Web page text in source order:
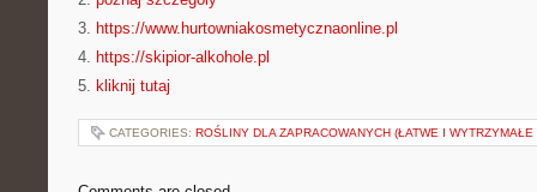
3. https://www.hurtowniakosmetycznaonline.pl
4. https://skipior-alkohole.pl
5. kliknij tutaj
CATEGORIES: ROŚLINY DLA ZAPRACOWANYCH (ŁATWE I WYTRZYMAŁE